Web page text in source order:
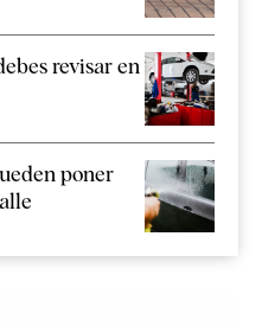
revisar en
poner